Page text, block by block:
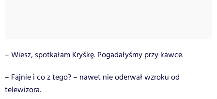
– Wiesz, spotkałam Kryśkę. Pogadałyśmy przy kawce.
– Fajnie i co z tego? – nawet nie oderwał wzroku od
telewizora.